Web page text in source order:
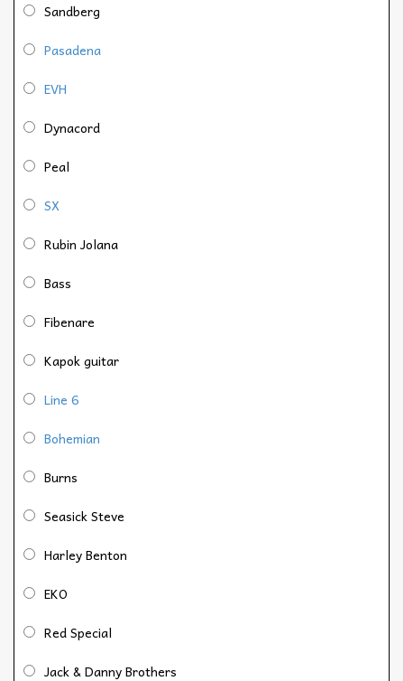
Sandberg
Pasadena
EVH
Dynacord
Peal
SX
Rubin Jolana
Bass
Fibenare
Kapok guitar
Line 6
Bohemian
Burns
Seasick Steve
Harley Benton
EKO
Red Special
Jack & Danny Brothers